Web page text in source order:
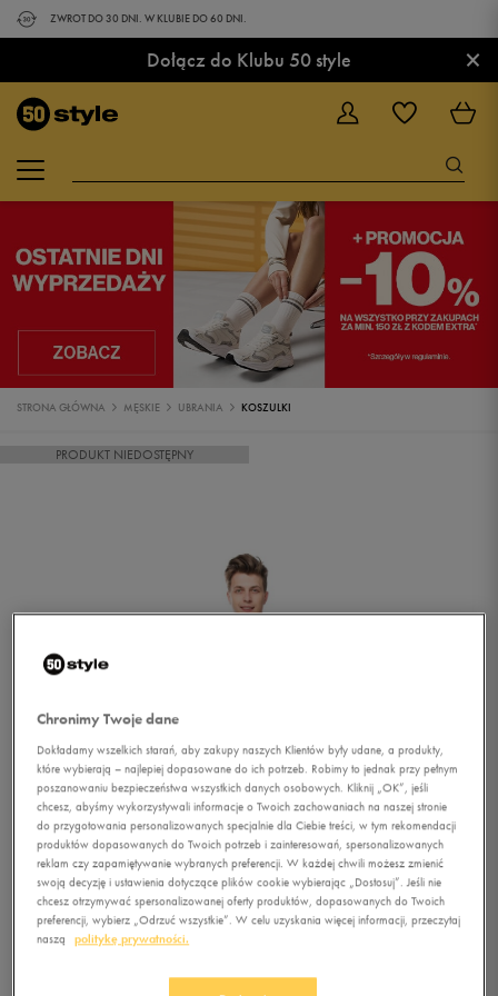
ZWROT DO 30 DNI. W KLUBIE DO 60 DNI.
Dołącz do Klubu 50 style ×
STRONA GŁÓWNA MĘSKIE UBRANIA KOSZULKI
PRODUKT NIEDOSTĘPNY
1/2
Chronimy Twoje dane
Dokładamy wszelkich starań, aby zakupy naszych Klientów były udane, a produkty,
które wybierają – najlepiej dopasowane do ich potrzeb. Robimy to jednak przy pełnym
poszanowaniu bezpieczeństwa wszystkich danych osobowych. Kliknij „OK”, jeśli
chcesz, abyśmy wykorzystywali informacje o Twoich zachowaniach na naszej stronie
do przygotowania personalizowanych specjalnie dla Ciebie treści, w tym rekomendacji
produktów dopasowanych do Twoich potrzeb i zainteresowań, spersonalizowanych
reklam czy zapamiętywanie wybranych preferencji. W każdej chwili możesz zmienić
swoją decyzję i ustawienia dotyczące plików cookie wybierając „Dostosuj”. Jeśli nie
chcesz otrzymywać spersonalizowanej oferty produktów, dopasowanych do Twoich
preferencji, wybierz „Odrzuć wszystkie”. W celu uzyskania więcej informacji, przeczytaj
naszą
politykę prywatności.